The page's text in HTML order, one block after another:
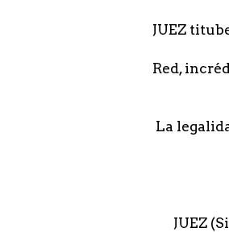
JUEZ
Red,
La
JUEZ